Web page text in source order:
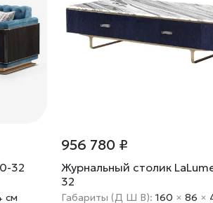
32
cм
956 780 ₽
Журнальный столик
32
Габариты (Д Ш В):160 ×86 ×